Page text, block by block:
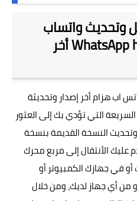
واتساب
هزام WhatsApp hazzam 2025 أخر
اب هزام أخر إصدار وتحديثة
التي تؤدي بك إلى العثور
وتحديث النسخة القديمة بنسخة
عليك الأنتقال إلى مربع محرك
في جهازك الكمبيوتر أو
من أي جهاز لديك، ومن خلال